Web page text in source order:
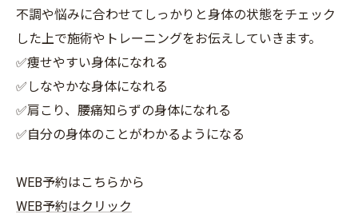
不調や悩みに合わせてしっかりと身体の状態をチェック
した上で施術やトレーニングをお伝えしていきます。
✅痩せやすい身体になれる
✅しなやかな身体になれる
✅肩こり、腰痛知らずの身体になれる
✅自分の身体のことがわかるようになる
WEB予約はこちらから
WEB予約はクリック